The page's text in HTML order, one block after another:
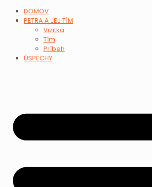
DOMOV
PETRA A JEJ TÍM
Vizitka
Tím
Príbeh
ÚSPECHY